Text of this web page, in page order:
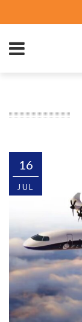
16
JUL